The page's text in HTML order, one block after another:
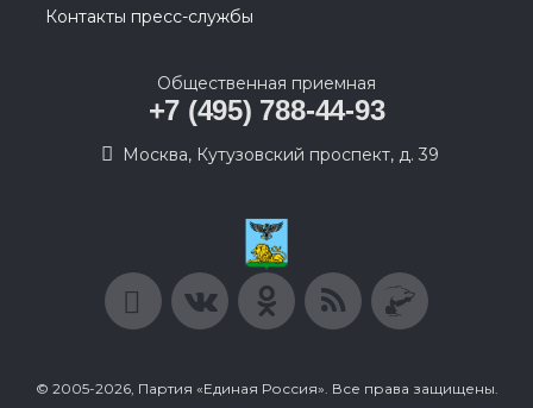
Контакты пресс-службы
Общественная приемная
+7 (495) 788-44-93
Москва, Кутузовский проспект, д. 39
© 2005-2026, Партия «Единая Россия». Все права защищены.